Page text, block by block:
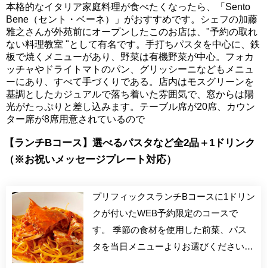
本格的なイタリア家庭料理が食べたくなったら、「Sento
Bene（セント・ベーネ）」がおすすめです。シェフの加藤
雅之さんが外苑前にオープンしたこのお店は、"予約の取れ
ない料理教室 "として有名です。手打ちパスタを中心に、鉄
板で焼くメニューがあり、野菜は有機野菜が中心。フォカ
ッチャやドライトマトのパン、グリッシーニなどもメニュ
ーにあり、すべて手づくりである。店内はモスグリーンを
基調としたカジュアルで落ち着いた雰囲気で、窓からは陽
光がたっぷりと差し込みます。テーブル席が20席、カウン
ター席が8席用意されているので
【ランチBコース】選べるパスタなど全2品＋1ドリンク
（※お祝いメッセージプレート対応）
プリフィックスランチBコースに1ドリン
クが付いたWEB予約限定のコースで
す。 季節の食材を使用した前菜、パス
タを当日メニューよりお選びください。